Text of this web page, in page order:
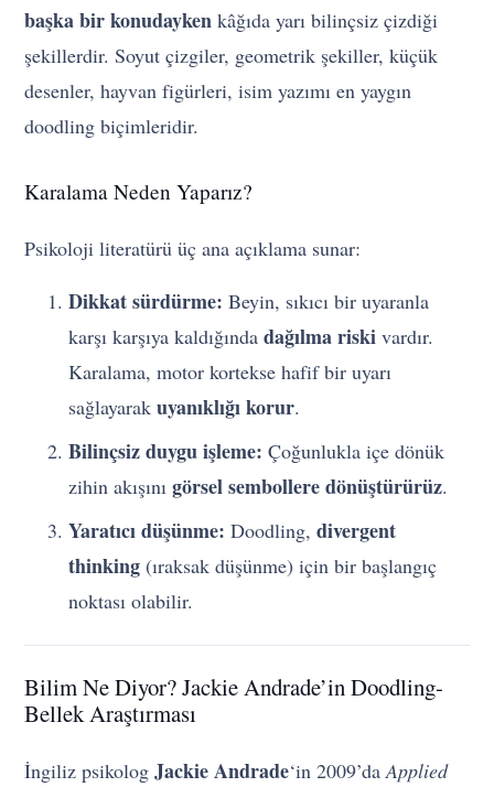
başka bir konudayken kâğıda yarı bilinçsiz çizdiği
şekillerdir. Soyut çizgiler, geometrik şekiller, küçük
desenler, hayvan figürleri, isim yazımı en yaygın
doodling biçimleridir.
Karalama Neden Yaparız?
Psikoloji literatürü üç ana açıklama sunar:
Dikkat sürdürme: Beyin, sıkıcı bir uyaranla
karşı karşıya kaldığındadağılma riski vardır.
Karalama, motor kortekse hafif bir uyarı
sağlayarakuyanıklığı korur.
Bilinçsiz duygu işleme: Çoğunlukla içe dönük
zihin akışınıgörsel sembollere dönüştürürüz.
Yaratıcı düşünme: Doodling,divergent
thinking (ıraksak düşünme) için bir başlangıç
noktası olabilir.
Bilim Ne Diyor? Jackie Andrade’in Doodling-
Bellek Araştırması
İngiliz psikologJackie Andrade‘in 2009’daApplied